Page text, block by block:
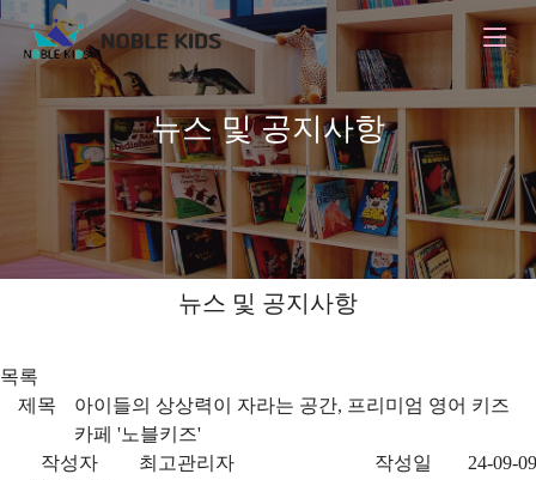
뉴스 및 공지사항
NEWS & NOTICE
뉴스 및 공지사항
목록
제목
아이들의 상상력이 자라는 공간, 프리미엄 영어 키즈
카페 '노블키즈'
작성자
최고관리자 작성일
24-09-